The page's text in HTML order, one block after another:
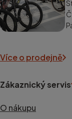
Více o prodejně
Zákaznický servis
O nákupu